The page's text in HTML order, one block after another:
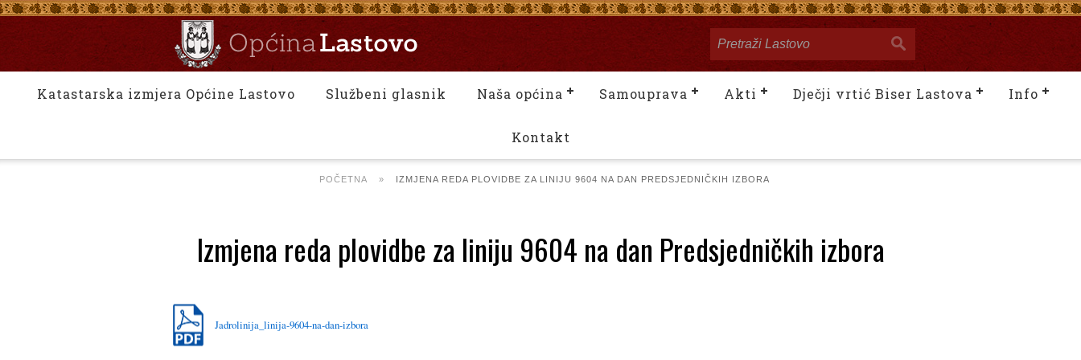
Katastarska izmjera Općine Lastovo Službeni glasnik Naša općina Samouprava Akti Dječji vrtić Biser Lastova Info
Kontakt
POČETNA » IZMJENA REDA PLOVIDBE ZA LINIJU 9604 NA DAN PREDSJEDNIČKIH IZBORA
Izmjena reda plovidbe za liniju 9604 na dan Predsjedničkih izbora
Jadrolinija_linija-9604-na-dan-izbora